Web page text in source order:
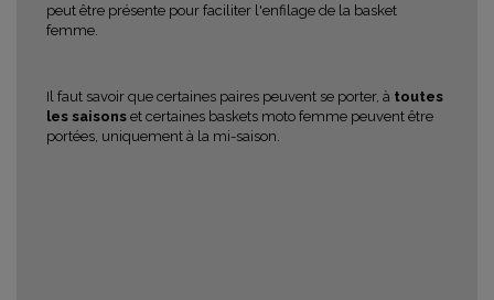
peut être présente pour faciliter l'enfilage de la basket
femme.
Il faut savoir que certaines paires peuvent se porter, à toutes
les saisons et certaines baskets moto femme peuvent être
portées, uniquement à la mi-saison.